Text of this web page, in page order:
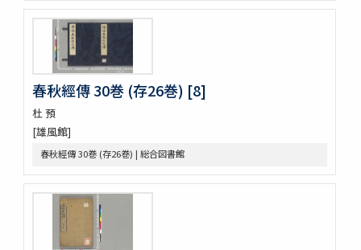
六根清浄大祓 . 神道大意
ますかゝみ 17巻
信長記 15巻
建礼門院右京大夫家集 2巻
三國佛法傳通縁起 3巻
列子鬳齋口義 2巻
をみなへし 3巻
鴨長明方丈記之抄
なくさみ草 8巻
長恨歌 1巻坿傳1巻琵琶行1巻野馬臺詩1巻
一宮巡詣記抜粹 2巻 (存1巻)
花街漫録 2巻
北女閭起原 3巻
春秋經傳 30巻 (存26巻) [8]
杜 預
[雄風館]
春秋經傳 30巻 (存26巻) | 総合図書館